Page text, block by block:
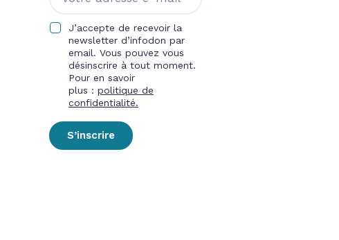
J’accepte de recevoir la
newsletter d’infodon par
email. Vous pouvez vous
désinscrire à tout moment.
Pour en savoir
plus : politique de
confidentialité.
S’inscrire